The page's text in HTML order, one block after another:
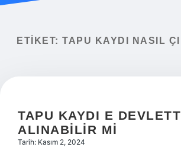
Yasal Uyarı
ETIKET: TAPU KAYDI NASIL
TAPU KAYDI E
ALINABILIR MI
Tarih: Kasım 2, 2024